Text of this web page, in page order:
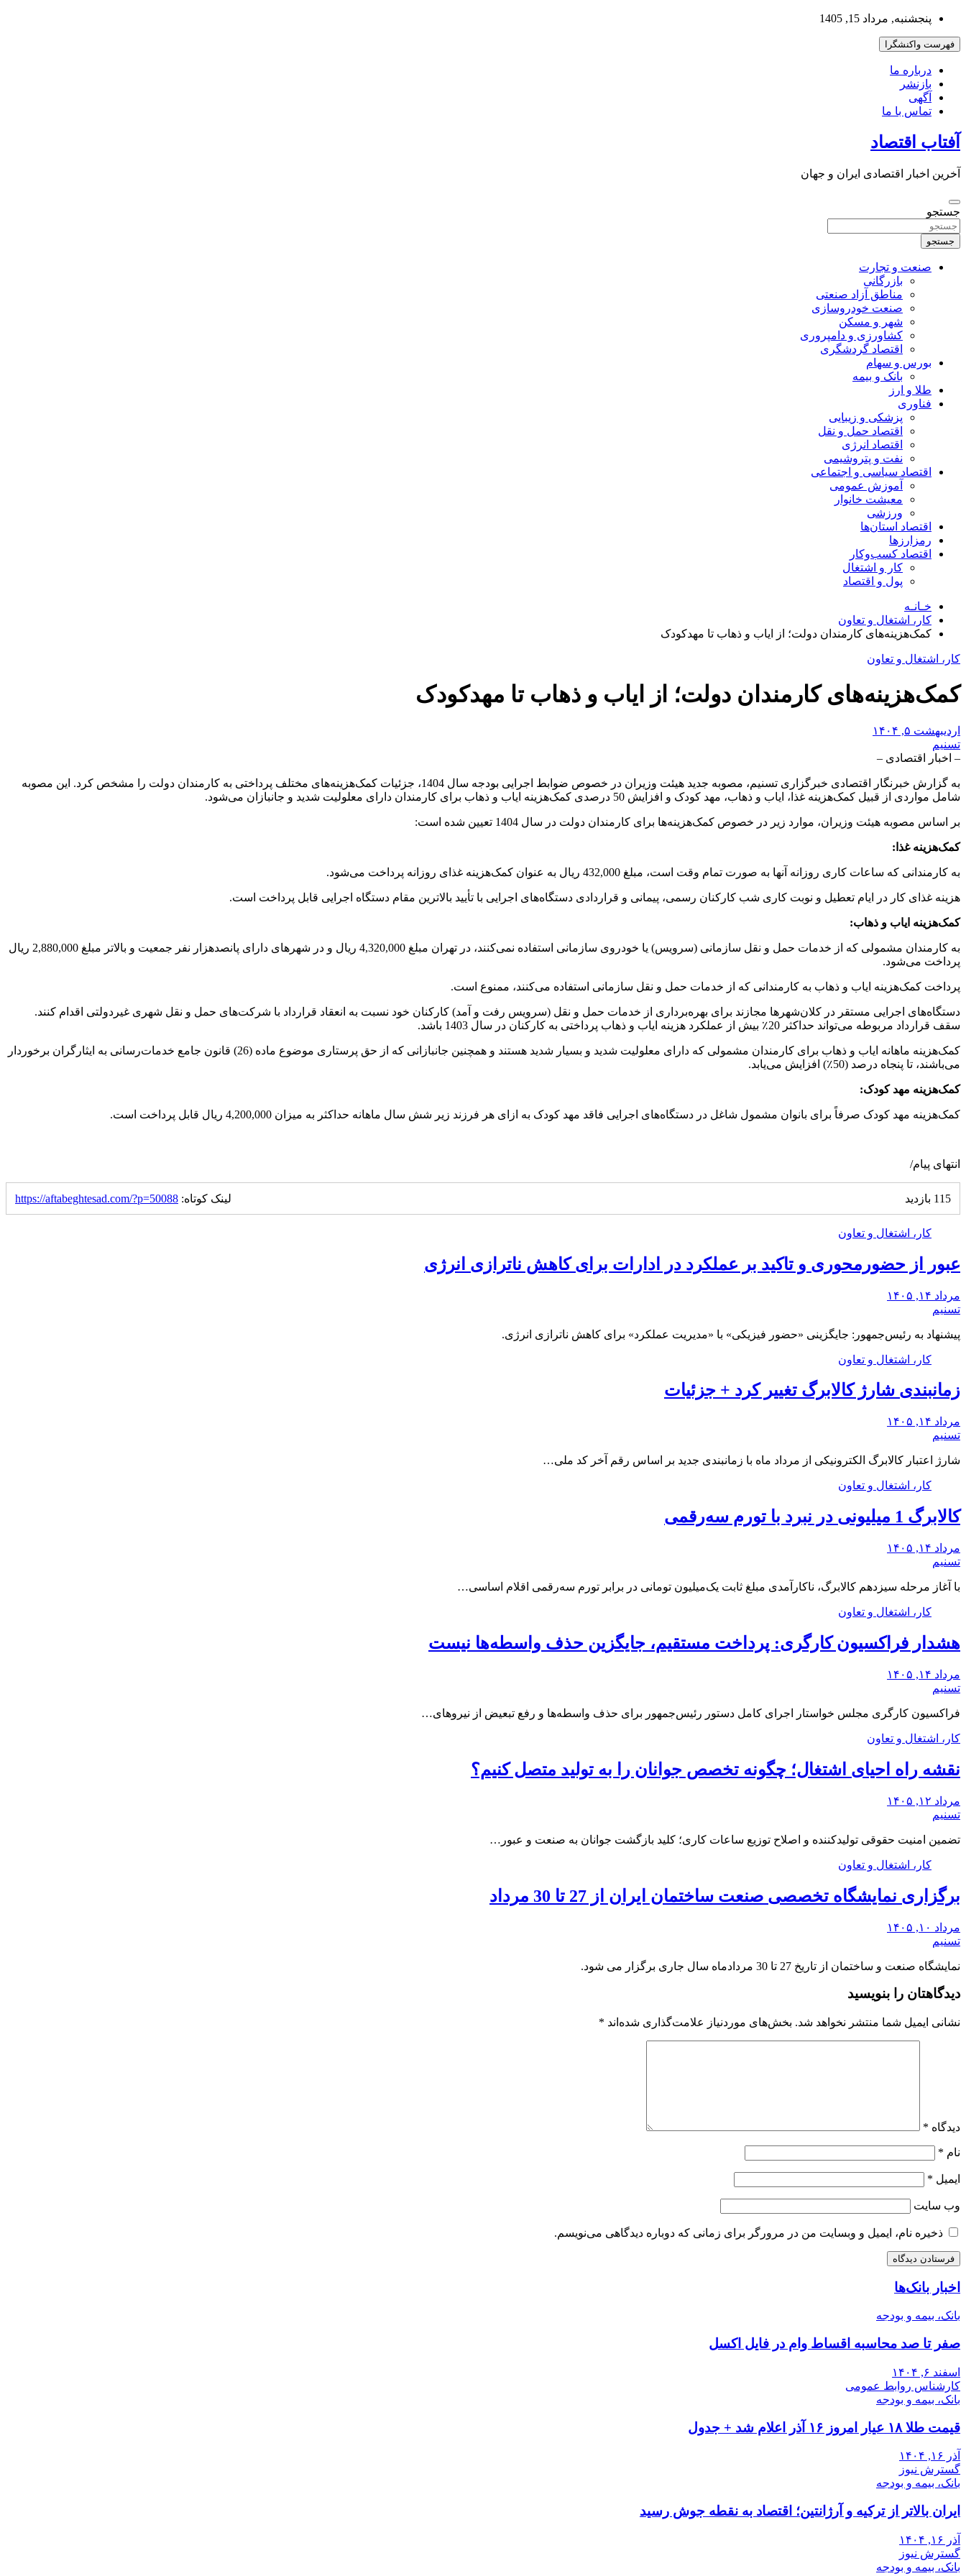
بروید
پنجشنبه, مرداد 15, 1405
فهرست واکنشگرا
درباره ما
بازنشر
آگهی
تماس با ما
آفتاب اقتصاد
آخرین اخبار اقتصادی ایران و جهان
جستجو
جستجو
صنعت و تجارت
بازرگانی
مناطق آزاد صنعتی
صنعت خودروسازی
شهر و مسکن
کشاورزی و دامپروری
اقتصاد گردشگری
بورس و سهام
بانک و بیمه
طلا و ارز
فناوری
پزشکی و زیبایی
اقتصاد حمل و نقل
اقتصاد انرژی
نفت و پتروشیمی
اقتصاد سیاسی و اجتماعی
آموزش عمومی
معیشت خانوار
ورزشی
اقتصاد استان‌ها
رمزارزها
اقتصاد کسب‌و‌کار
کار و اشتغال
پول و اقتصاد
خـانـه
کار، اشتغال و تعاون
کمک‌هزینه‌های کارمندان دولت؛ از ایاب و ذهاب تا مهدکودک
کار، اشتغال و تعاون
کمک‌هزینه‌های کارمندان دولت؛ از ایاب و ذهاب تا مهدکودک
اردیبهشت ۵, ۱۴۰۴
تسنیم
– اخبار اقتصادی –
به گزارش خبرنگار اقتصادی خبرگزاری تسنیم، مصوبه جدید هیئت وزیران در خصوص ضوابط اجرایی بودجه سال 1404، جزئیات کمک‌هزینه‌های مختلف پرداختی به کارمندان دولت را مشخص کرد. این مصوبه
شامل مواردی از قبیل کمک‌هزینه غذا، ایاب و ذهاب، مهد کودک و افزایش 50 درصدی کمک‌هزینه ایاب و ذهاب برای کارمندان دارای معلولیت شدید و جانبازان می‌شود.
بر اساس مصوبه هیئت وزیران، موارد زیر در خصوص کمک‌هزینه‌ها برای کارمندان دولت در سال 1404 تعیین شده است:
کمک‌هزینه غذا:
به کارمندانی که ساعات کاری روزانه آنها به صورت تمام وقت است، مبلغ 432,000 ریال به عنوان کمک‌هزینه غذای روزانه پرداخت می‌شود.
هزینه غذای کار در ایام تعطیل و نوبت کاری شب کارکنان رسمی، پیمانی و قراردادی دستگاه‌های اجرایی با تأیید بالاترین مقام دستگاه اجرایی قابل پرداخت است.
کمک‌هزینه ایاب و ذهاب:
به کارمندان مشمولی که از خدمات حمل و نقل سازمانی (سرویس) یا خودروی سازمانی استفاده نمی‌کنند، در تهران مبلغ 4,320,000 ریال و در شهرهای دارای پانصدهزار نفر جمعیت و بالاتر مبلغ 2,880,000 ریال
پرداخت می‌شود.
پرداخت کمک‌هزینه ایاب و ذهاب به کارمندانی که از خدمات حمل و نقل سازمانی استفاده می‌کنند، ممنوع است.
دستگاه‌های اجرایی مستقر در کلان‌شهرها مجازند برای بهره‌برداری از خدمات حمل و نقل (سرویس رفت و آمد) کارکنان خود نسبت به انعقاد قرارداد با شرکت‌های حمل و نقل شهری غیردولتی اقدام کنند.
سقف قرارداد مربوطه می‌تواند حداکثر 20٪ بیش از عملکرد هزینه ایاب و ذهاب پرداختی به کارکنان در سال 1403 باشد.
کمک‌هزینه ماهانه ایاب و ذهاب برای کارمندان مشمولی که دارای معلولیت شدید و بسیار شدید هستند و همچنین جانبازانی که از حق پرستاری موضوع ماده (26) قانون جامع خدمات‌رسانی به ایثارگران برخوردار
می‌باشند، تا پنجاه درصد (50٪) افزایش می‌یابد.
کمک‌هزینه مهد کودک:
کمک‌هزینه مهد کودک صرفاً برای بانوان مشمول شاغل در دستگاه‌های اجرایی فاقد مهد کودک به ازای هر فرزند زیر شش سال ماهانه حداکثر به میزان 4,200,000 ریال قابل پرداخت است.
انتهای پیام/
115 بازدید لینک کوتاه: https://aftabeghtesad.com/?p=50088
کار، اشتغال و تعاون
عبور از حضورمحوری و تاکید بر عملکرد در ادارات برای کاهش ناترازی انرژی
مرداد ۱۴, ۱۴۰۵
تسنیم
پیشنهاد به رئیس‌جمهور: جایگزینی «حضور فیزیکی» با «مدیریت عملکرد» برای کاهش ناترازی انرژی.
کار، اشتغال و تعاون
زمانبندی شارژ کالابرگ تغییر کرد + جزئیات
مرداد ۱۴, ۱۴۰۵
تسنیم
شارژ اعتبار کالابرگ الکترونیکی از مرداد ماه با زمانبندی جدید بر اساس رقم آخر کد ملی…
کار، اشتغال و تعاون
کالابرگ 1 میلیونی در نبرد با تورم سه‌رقمی
مرداد ۱۴, ۱۴۰۵
تسنیم
با آغاز مرحله سیزدهم کالابرگ، ناکارآمدی مبلغ ثابت یک‌میلیون تومانی در برابر تورم سه‌رقمی اقلام اساسی…
کار، اشتغال و تعاون
هشدار فراکسیون کارگری: پرداخت مستقیم، جایگزین حذف واسطه‌ها نیست
مرداد ۱۴, ۱۴۰۵
تسنیم
فراکسیون کارگری مجلس خواستار اجرای کامل دستور رئیس‌جمهور برای حذف واسطه‌ها و رفع تبعیض از نیروهای…
کار، اشتغال و تعاون
نقشه راه احیای اشتغال؛ چگونه تخصص جوانان را به تولید متصل کنیم؟
مرداد ۱۲, ۱۴۰۵
تسنیم
تضمین امنیت حقوقی تولیدکننده و اصلاح توزیع ساعات کاری؛ کلید بازگشت جوانان به صنعت و عبور…
کار، اشتغال و تعاون
برگزاری نمایشگاه تخصصی صنعت ساختمان ایران از 27 تا 30 مرداد
مرداد ۱۰, ۱۴۰۵
تسنیم
نمایشگاه صنعت و ساختمان از تاریخ 27 تا 30 مردادماه سال جاری برگزار می شود.
دیدگاهتان را بنویسید
نشانی ایمیل شما منتشر نخواهد شد. بخش‌های موردنیاز علامت‌گذاری شده‌اند *
دیدگاه *
نام *
ایمیل *
وب‌ سایت
ذخیره نام، ایمیل و وبسایت من در مرورگر برای زمانی که دوباره دیدگاهی می‌نویسم.
اخبار بانک‌ها
بانک، بیمه و بودجه
صفر تا صد محاسبه اقساط وام در فایل اکسل
اسفند ۶, ۱۴۰۴
کارشناس روابط عمومی
بانک، بیمه و بودجه
قیمت طلا ۱۸ عیار امروز ۱۶ آذر اعلام شد + جدول
آذر ۱۶, ۱۴۰۴
گسترش نیوز
بانک، بیمه و بودجه
ایران بالاتر از ترکیه و آرژانتین؛ اقتصاد به نقطه جوش رسید
آذر ۱۶, ۱۴۰۴
گسترش نیوز
بانک، بیمه و بودجه